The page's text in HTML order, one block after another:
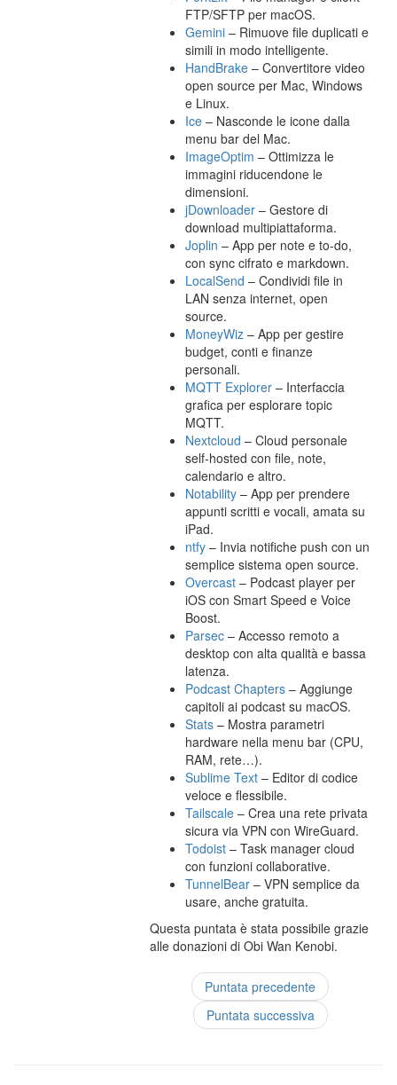
FTP/SFTP per macOS.
Gemini – Rimuove file duplicati e
simili in modo intelligente.
HandBrake – Convertitore video
open source per Mac, Windows
e Linux.
Ice – Nasconde le icone dalla
menu bar del Mac.
ImageOptim – Ottimizza le
immagini riducendone le
dimensioni.
jDownloader – Gestore di
download multipiattaforma.
Joplin – App per note e to-do,
con sync cifrato e markdown.
LocalSend – Condividi file in
LAN senza internet, open
source.
MoneyWiz – App per gestire
budget, conti e finanze
personali.
MQTT Explorer – Interfaccia
grafica per esplorare topic
MQTT.
Nextcloud – Cloud personale
self-hosted con file, note,
calendario e altro.
Notability – App per prendere
appunti scritti e vocali, amata su
iPad.
ntfy – Invia notifiche push con un
semplice sistema open source.
Overcast – Podcast player per
iOS con Smart Speed e Voice
Boost.
Parsec – Accesso remoto a
desktop con alta qualità e bassa
latenza.
Podcast Chapters – Aggiunge
capitoli ai podcast su macOS.
Stats – Mostra parametri
hardware nella menu bar (CPU,
RAM, rete…).
Sublime Text – Editor di codice
veloce e flessibile.
Tailscale – Crea una rete privata
sicura via VPN con WireGuard.
Todoist – Task manager cloud
con funzioni collaborative.
TunnelBear – VPN semplice da
usare, anche gratuita.
Questa puntata è stata possibile grazie
alle donazioni di Obi Wan Kenobi.
Puntata precedente
Puntata successiva